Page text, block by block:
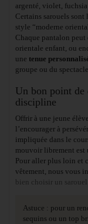
argenté, violet,
Certains sarouels sont
style “moderne
Chaque pantalon peut
orientale enfant, ou
une tenue
groupe ou du
Un bon point de
discipline
Offrir à une jeune
l’encourager à
impliquée dans le
mouvoir librement est
Pour aller plus loin et
vêtement, nous vous
bien choisir un
Astuce : pour un
sequins ou un top